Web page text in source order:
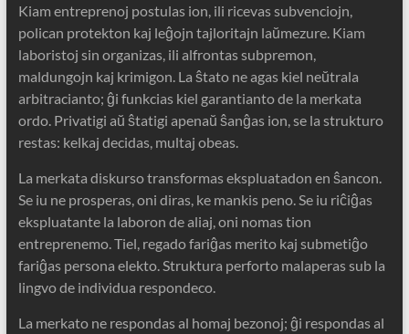
Kiam entreprenoj postulas ion, ili ricevas subvenciojn,
polican protekton kaj leĝojn tajloritajn laŭmezure. Kiam
laboristoj sin organizas, ili alfrontas subpremon,
maldungojn kaj krimigon. La ŝtato ne agas kiel neŭtrala
arbitracianto; ĝi funkcias kiel garantianto de la merkata
ordo. Privatigi aŭ ŝtatigi apenaŭ ŝanĝas ion, se la strukturo
restas: kelkaj decidas, multaj obeas.
La merkata diskurso transformas ekspluatadon en ŝancon.
Se iu ne prosperas, oni diras, ke mankis peno. Se iu riĉiĝas
ekspluatante la laboron de aliaj, oni nomas tion
entreprenemo. Tiel, regado fariĝas merito kaj submetiĝo
fariĝas persona elekto. Struktura perforto malaperas sub la
lingvo de individua respondeco.
La merkato ne respondas al homaj bezonoj; ĝi respondas al